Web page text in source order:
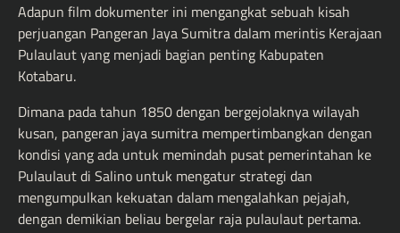
Adapun film dokumenter ini mengangkat sebuah kisah
perjuangan Pangeran Jaya Sumitra dalam merintis Kerajaan
Pulaulaut yang menjadi bagian penting Kabupaten
Kotabaru.
Dimana pada tahun 1850 dengan bergejolaknya wilayah
kusan, pangeran jaya sumitra mempertimbangkan dengan
kondisi yang ada untuk memindah pusat pemerintahan ke
Pulaulaut di Salino untuk mengatur strategi dan
mengumpulkan kekuatan dalam mengalahkan pejajah,
dengan demikian beliau bergelar raja pulaulaut pertama.